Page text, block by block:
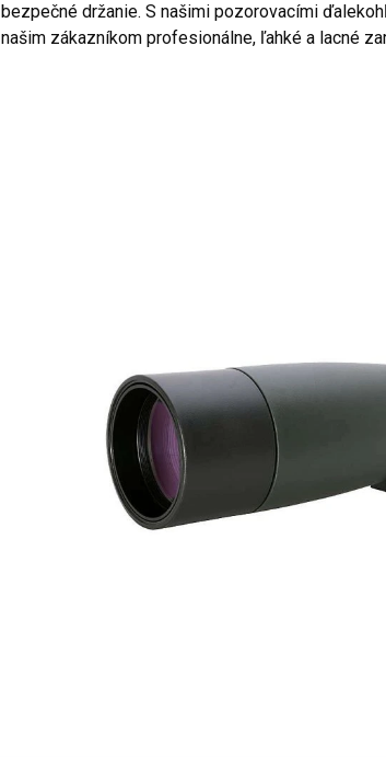
bezpečné držanie. S našimi pozorovacími
našim zákazníkom profesionálne, ľahké a lacné